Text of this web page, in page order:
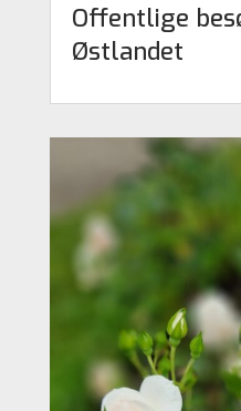
Offentlige
Østlandet